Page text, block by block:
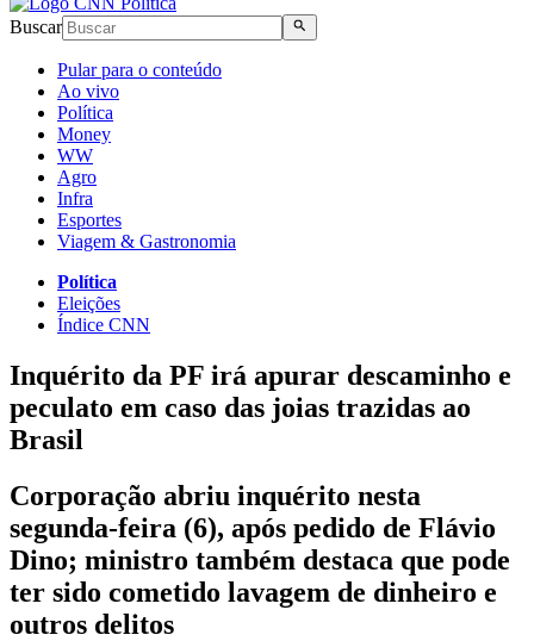
Buscar
Pular para o conteúdo
Ao vivo
Política
Money
WW
Agro
Infra
Esportes
Viagem & Gastronomia
Política
Eleições
Índice CNN
Inquérito da PF irá apurar descaminho e
peculato em caso das joias trazidas ao
Brasil
Corporação abriu inquérito nesta
segunda-feira (6), após pedido de Flávio
Dino; ministro também destaca que pode
ter sido cometido lavagem de dinheiro e
outros delitos